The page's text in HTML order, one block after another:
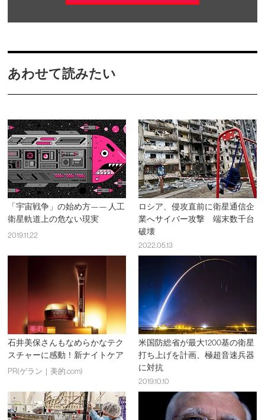
あわせて読みたい
「宇宙戦争」の始め方—— 人工
衛星軌道上の危ない現実
2019.11.22
ロシア、侵攻直前に衛星通信企
業へサイバー攻撃 端末数千台
破壊
2022.05.13
石井美保さんもなめらかなテク
スチャーに感動！新ナイトケア
PR(ゲラン｜美的.com)
米国防総省が最大1200基の衛星
打ち上げを計画、極超音速兵器
に対抗
2019.10.10